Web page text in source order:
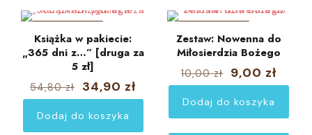
Książka w pakiecie:
„365 dni z…” [druga za
5 zł]
54,80zł Pierwotna
cena
wynosiła:
54,80 zł.
34,90 złAktualna
cena
Dodaj do koszyka
Zestaw: Nowenna do
Miłosierdzia Bożego
10,00zł Pierwotna
cena
wynosiła:
10,00 zł.
9,00 zł
cena
Dodaj do koszyka